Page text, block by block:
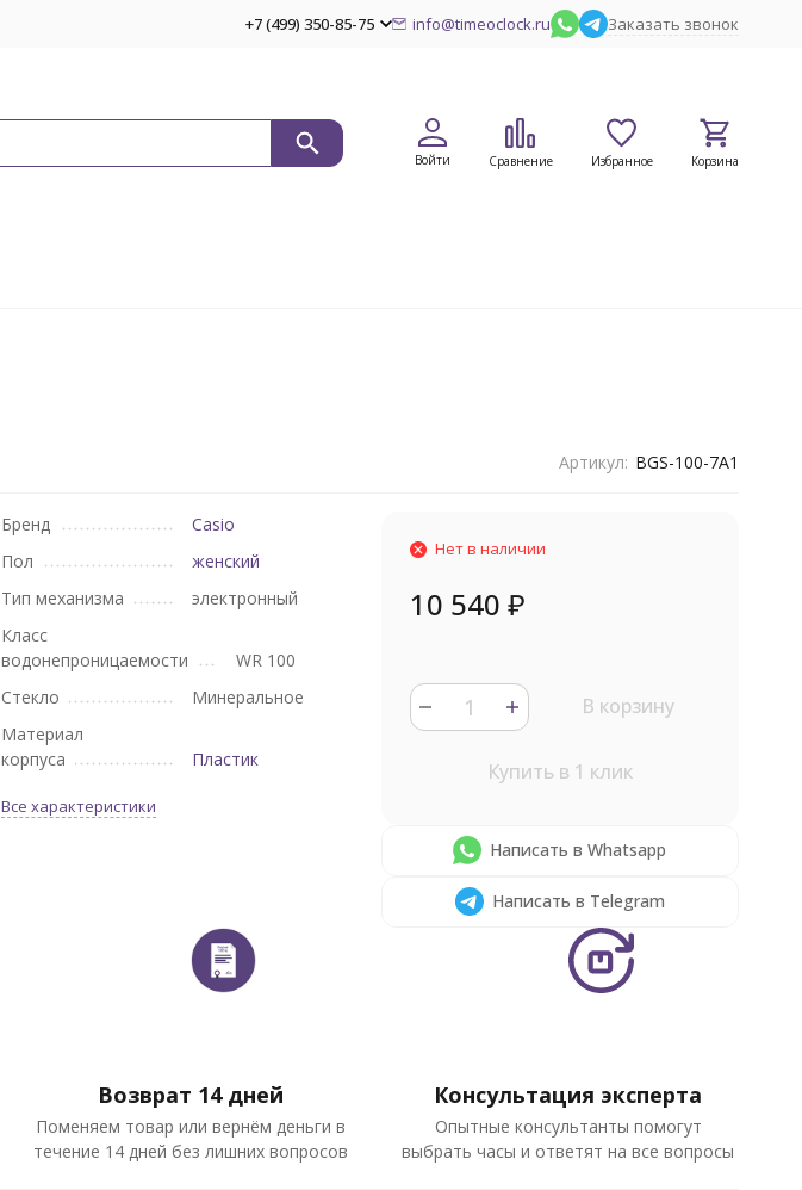
+7 (499) 350-85-75 info@timeoclock.ru Заказать звонок
Войти Сравнение Избранное Корзина
Артикул: BGS-100-7A1
Бренд
Casio
Пол
женский
Тип механизма
электронный
Класс
водонепроницаемости
WR 100
Стекло
Минеральное
Материал
корпуса
Пластик
Все характеристики
Нет в наличии
10 540 ₽
В корзину
Купить в 1 клик
Написать в Whatsapp
Написать в Telegram
Возврат 14 дней
Поменяем товар или вернём деньги в
течение 14 дней без лишних вопросов
Консультация эксперта
Опытные консультанты помогут
выбрать часы и ответят на все вопросы